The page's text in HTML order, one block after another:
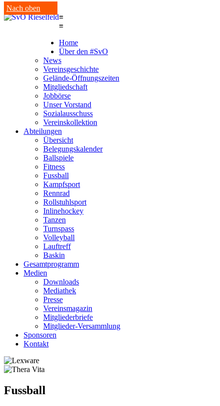
Nach oben
≡
≡
Home
Über den #SvO
News
Vereinsgeschichte
Gelände-Öffnungszeiten
Mitgliedschaft
Jobbörse
Unser Vorstand
Sozialausschuss
Vereinskollektion
Abteilungen
Übersicht
Belegungskalender
Ballspiele
Fitness
Fussball
Kampfsport
Rennrad
Rollstuhlsport
Inlinehockey
Tanzen
Turnspass
Volleyball
Lauftreff
Baskin
Gesamtprogramm
Medien
Downloads
Mediathek
Presse
Vereinsmagazin
Mitgliederbriefe
Mitglieder-Versammlung
Sponsoren
Kontakt
Fussball